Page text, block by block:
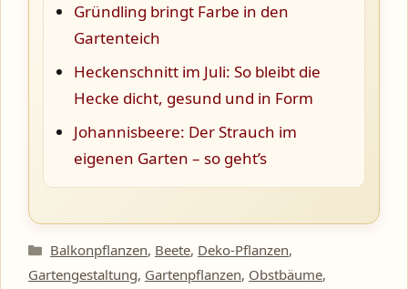
Gründling bringt Farbe in den
Gartenteich
Heckenschnitt im Juli: So bleibt die
Hecke dicht, gesund und in Form
Johannisbeere: Der Strauch im
eigenen Garten – so geht’s
Kategorien
Balkonpflanzen, Beete, Deko-Pflanzen,
Gartengestaltung, Gartenpflanzen, Obstbäume,